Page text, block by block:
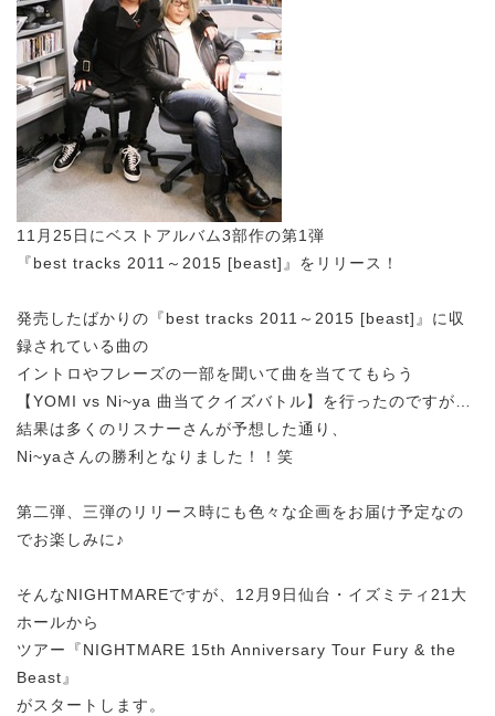
11月25日にベストアルバム3部作の第1弾
『best tracks 2011～2015 [beast]』をリリース！
発売したばかりの『best tracks 2011～2015 [beast]』に収
録されている曲の
イントロやフレーズの一部を聞いて曲を当ててもらう
【YOMI vs Ni~ya 曲当てクイズバトル】を行ったのですが…
結果は多くのリスナーさんが予想した通り、
Ni~yaさんの勝利となりました！！笑
第二弾、三弾のリリース時にも色々な企画をお届け予定なの
でお楽しみに♪
そんなNIGHTMAREですが、12月9日仙台・イズミティ21大
ホールから
ツアー『NIGHTMARE 15th Anniversary Tour Fury & the
Beast』
がスタートします。